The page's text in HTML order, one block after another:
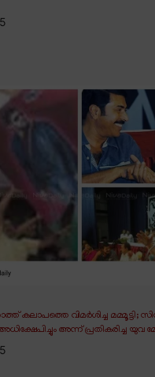
കലാപത്തെ വിമർശിച്ച മമ്മൂട്ടി;
അന്ന് പ്രതികരിച്ച യുവ